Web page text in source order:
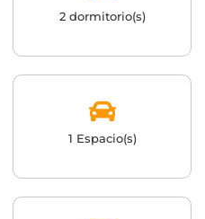
2 dormitorio(s)
1 Espacio(s)